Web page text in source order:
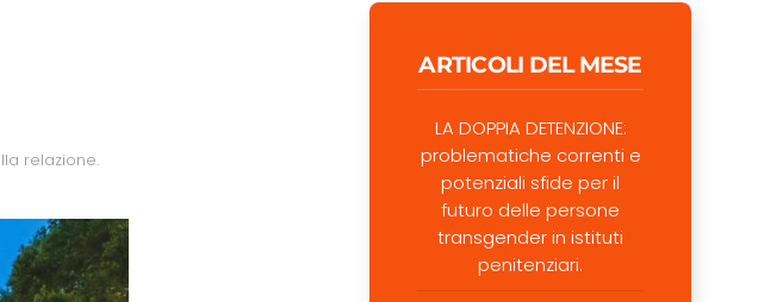
relazione.
ARTICOLI DEL MESE
LA DOPPIA DETENZIONE:
problematiche correnti e
potenziali sfide per il
futuro delle persone
transgender in istituti
penitenziari.